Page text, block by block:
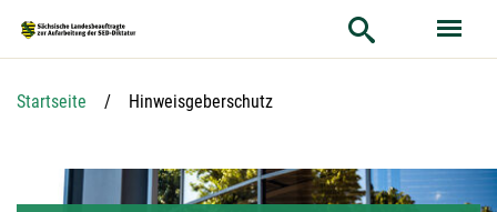
Service
Startseite Aktuelle Seite:
Hinweisgeberschutz